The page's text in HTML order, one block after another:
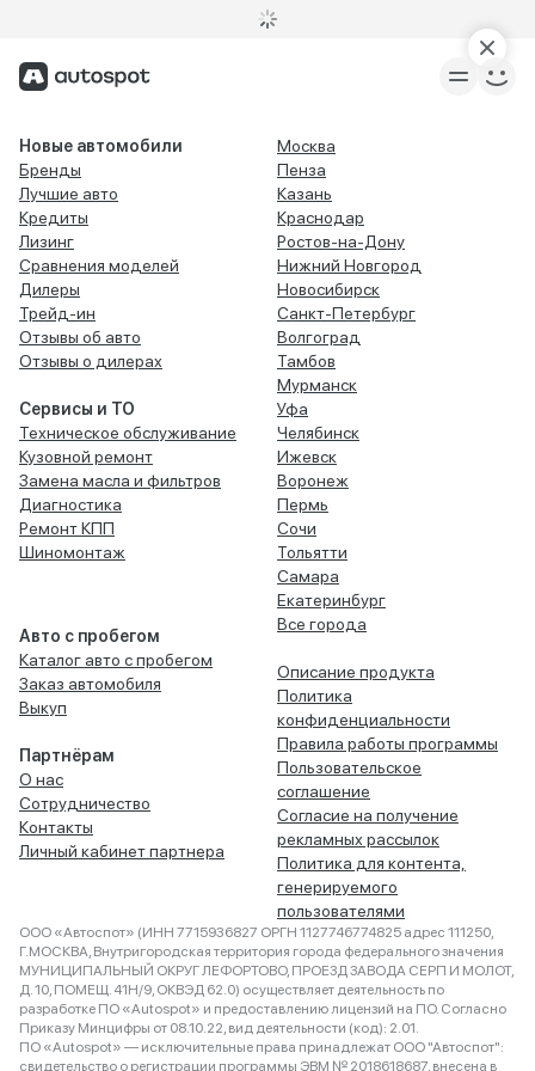
Новые автомобили
Бренды
Лучшие авто
Кредиты
Лизинг
Сравнения моделей
Дилеры
Трейд-ин
Отзывы об авто
Отзывы о дилерах
Сервисы и ТО
Техническое обслуживание
Кузовной ремонт
Замена масла и фильтров
Диагностика
Ремонт КПП
Шиномонтаж
Авто с пробегом
Каталог авто с пробегом
Заказ автомобиля
Выкуп
Партнёрам
О нас
Сотрудничество
Контакты
Личный кабинет партнера
Москва
Пенза
Казань
Краснодар
Ростов-на-Дону
Нижний Новгород
Новосибирск
Санкт-Петербург
Волгоград
Тамбов
Мурманск
Уфа
Челябинск
Ижевск
Воронеж
Пермь
Сочи
Тольятти
Самара
Екатеринбург
Все города
Описание продукта
Политика
конфиденциальности
Правила работы программы
Пользовательское
соглашение
Согласие на получение
рекламных рассылок
Политика для контента,
генерируемого
пользователями
ООО «Автоспот» (ИНН 7715936827 ОРГН 1127746774825 адрес 111250,
Г.МОСКВА, Внутригородская территория города федерального значения
МУНИЦИПАЛЬНЫЙ ОКРУГ ЛЕФОРТОВО, ПРОЕЗД ЗАВОДА СЕРП И МОЛОТ,
Д. 10, ПОМЕЩ. 41Н/9, ОКВЭД 62.0) осуществляет деятельность по
разработке ПО «Autospot» и предоставлению лицензий на ПО. Согласно
Приказу Минцифры от 08.10.22, вид деятельности (код): 2.01.
ПО «Autospot» — исключительные права принадлежат ООО "Автоспот":
свидетельство о регистрации программы ЭВМ № 2018618687, внесена в